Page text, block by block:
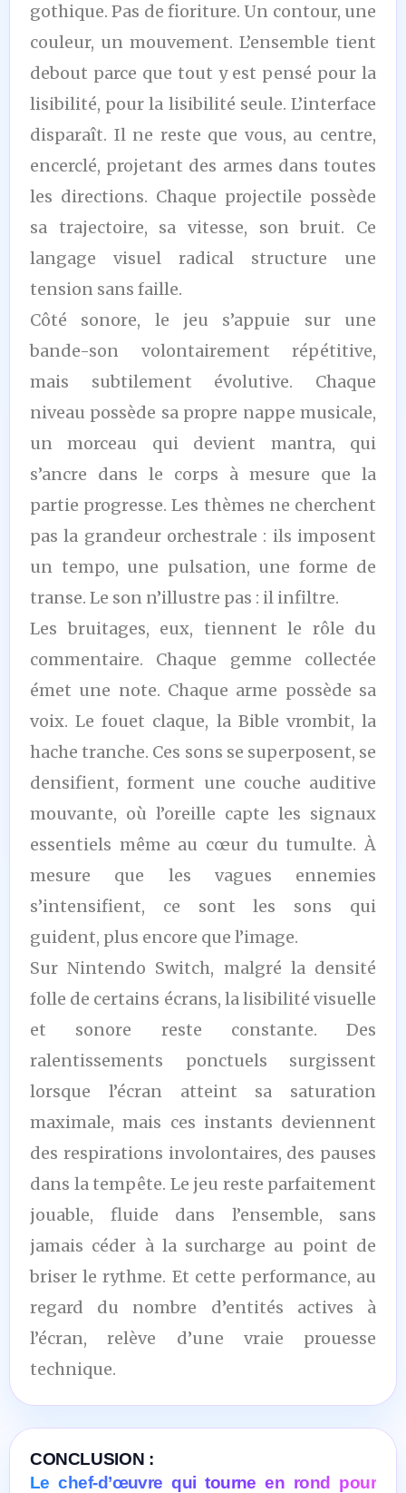
gothique. Pas de fioriture. Un contour, une
couleur, un mouvement. L’ensemble tient
debout parce que tout y est pensé pour la
lisibilité, pour la lisibilité seule. L’interface
disparaît. Il ne reste que vous, au centre,
encerclé, projetant des armes dans toutes
les directions. Chaque projectile possède
sa trajectoire, sa vitesse, son bruit. Ce
langage visuel radical structure une
tension sans faille.
Côté sonore, le jeu s’appuie sur une
bande-son volontairement répétitive,
mais subtilement évolutive. Chaque
niveau possède sa propre nappe musicale,
un morceau qui devient mantra, qui
s’ancre dans le corps à mesure que la
partie progresse. Les thèmes ne cherchent
pas la grandeur orchestrale : ils imposent
un tempo, une pulsation, une forme de
transe. Le son n’illustre pas : il infiltre.
Les bruitages, eux, tiennent le rôle du
commentaire. Chaque gemme collectée
émet une note. Chaque arme possède sa
voix. Le fouet claque, la Bible vrombit, la
hache tranche. Ces sons se superposent, se
densifient, forment une couche auditive
mouvante, où l’oreille capte les signaux
essentiels même au cœur du tumulte. À
mesure que les vagues ennemies
s’intensifient, ce sont les sons qui
guident, plus encore que l’image.
Sur Nintendo Switch, malgré la densité
folle de certains écrans, la lisibilité visuelle
et sonore reste constante. Des
ralentissements ponctuels surgissent
lorsque l’écran atteint sa saturation
maximale, mais ces instants deviennent
des respirations involontaires, des pauses
dans la tempête. Le jeu reste parfaitement
jouable, fluide dans l’ensemble, sans
jamais céder à la surcharge au point de
briser le rythme. Et cette performance, au
regard du nombre d’entités actives à
l’écran, relève d’une vraie prouesse
technique.
CONCLUSION :
Le chef-d’œuvre qui tourne en rond pour